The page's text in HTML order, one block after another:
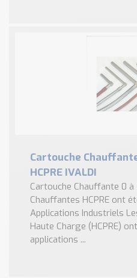
Cartouche
HCPRE IVALDI
Cartouche Chauffante 0
Chauffantes HCPRE ont
Applications Industriels
Haute Charge (HCPRE)
applications ...